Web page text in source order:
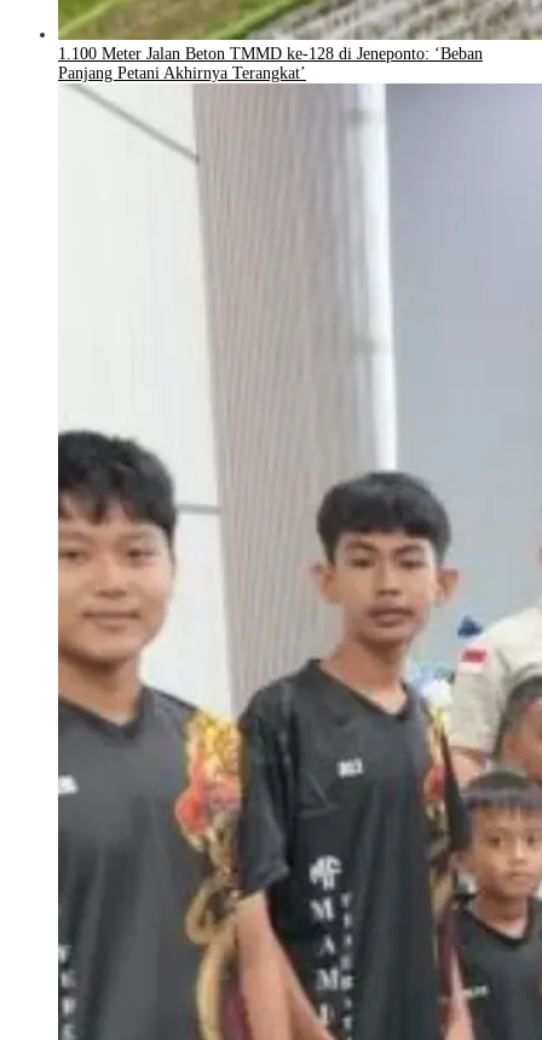
1.100 Meter Jalan Beton TMMD ke-128 di Jeneponto: ‘Beban
Panjang Petani Akhirnya Terangkat’